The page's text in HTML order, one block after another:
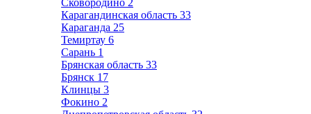
Сковородино 2
Карагандинская область 33
Караганда 25
Темиртау 6
Сарань 1
Брянская область 33
Брянск 17
Клинцы 3
Фокино 2